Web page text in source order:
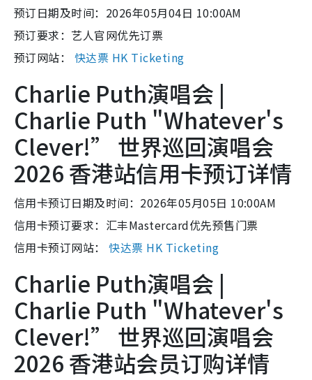
预订日期及时间：2026年05月04日 10:00AM
预订要求：艺人官网优先订票
预订网站： 快达票 HK Ticketing
Charlie Puth演唱会 |
Charlie Puth "Whatever's
Clever!” 世界巡回演唱会
2026 香港站信用卡预订详情
信用卡预订日期及时间：2026年05月05日 10:00AM
信用卡预订要求：汇丰Mastercard优先预售门票
信用卡预订网站：快达票 HK Ticketing
Charlie Puth演唱会 |
Charlie Puth "Whatever's
Clever!” 世界巡回演唱会
2026 香港站会员订购详情